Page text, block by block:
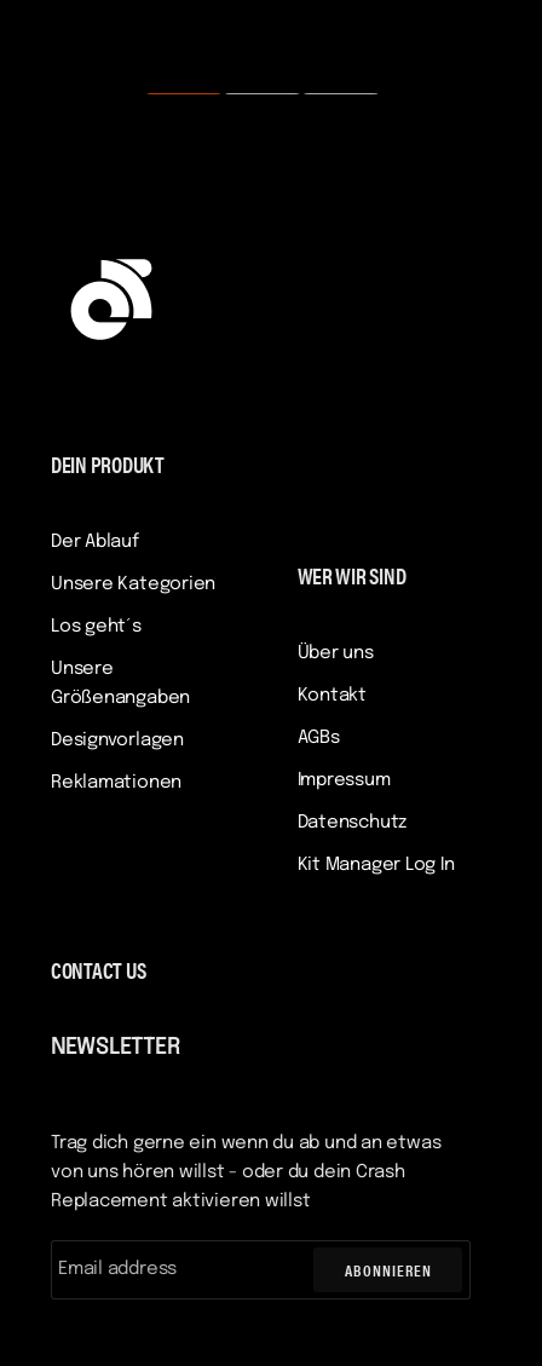
DEIN PRODUKT
Der Ablauf
Unsere Kategorien
Los geht´s
Unsere
Größenangaben
Designvorlagen
Reklamationen
WER WIR SIND
Über uns
Kontakt
AGBs
Impressum
Datenschutz
Kit Manager Log In
CONTACT US
NEWSLETTER
Trag dich gerne ein wenn du ab und an etwas
von uns hören willst - oder du dein Crash
Replacement aktivieren willst
ABONNIEREN